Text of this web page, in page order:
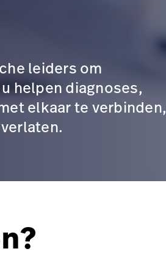
leiders om
helpen diagnoses,
elkaar te verbinden,